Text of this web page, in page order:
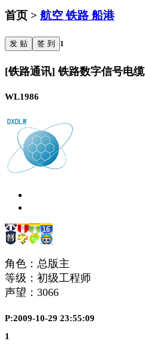
首页 > 航空 铁路 船港
发 贴 签 到 1
[铁路通讯] 铁路数字信号电缆
WL1986
角色：总版主
等级：初级工程师
声望： 3066
P:2009-10-29 23:55:09
1